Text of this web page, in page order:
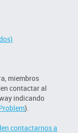
miembros
contactar al
indicando
).
contactarnos a